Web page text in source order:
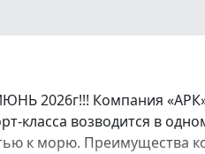
Компания «АРК»
класса возводится в
к морю. Преимущества